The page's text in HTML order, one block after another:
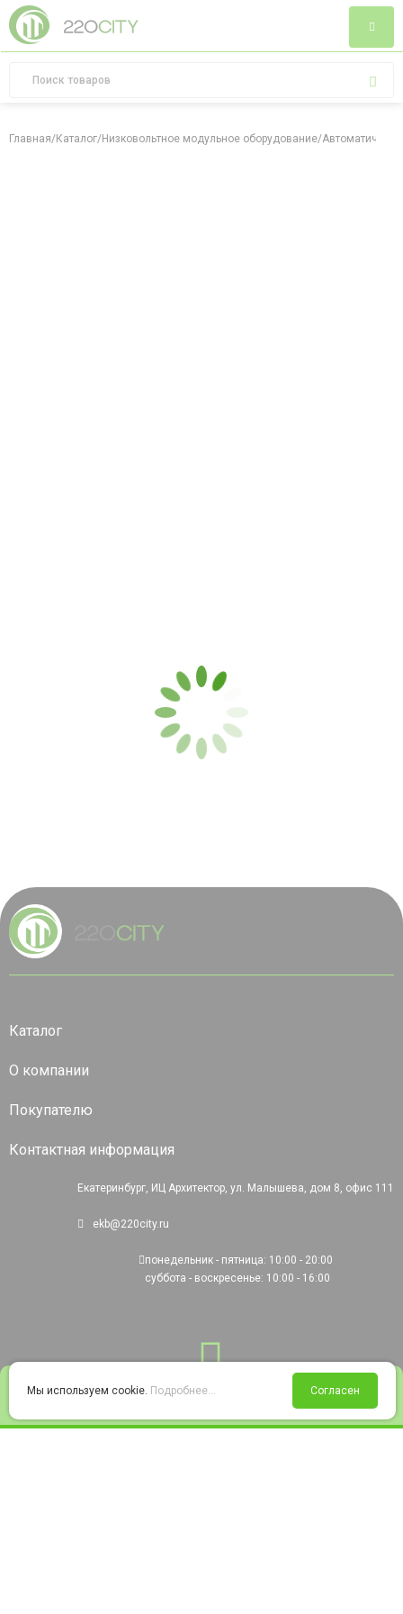
Войти Избранное Корзина
Главная/Каталог/Низковольтное модульное оборудование/
Каталог
О компании
Покупателю
Контактная информация
Екатеринбург, ИЦ Архитектор, ул. Малышева, дом 8, офис 111
ekb@220city.ru
понедельник - пятница: 10:00 - 20:00
суббота - воскресенье: 10:00 - 16:00
Мы используем cookie. Подробнее... Согласен